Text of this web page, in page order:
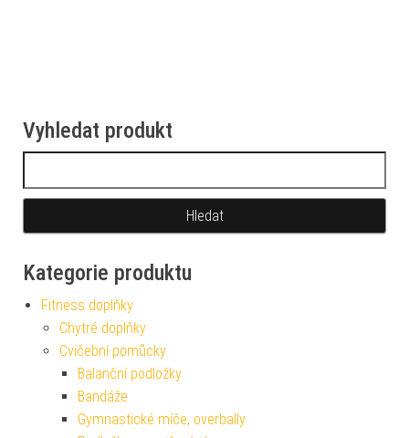
Vyhledat produkt
Kategorie produktu
Fitness doplňky
Chytré doplňky
Cvičební pomůcky
Balanční podložky
Bandáže
Gymnastické míče, overbally